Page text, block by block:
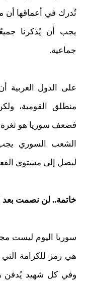
تُدرك في أعماقها
يجب أن يُذكرنا
جماعية.
على الدول العربية
منطلق القومية،
فضعف سوريا هو ثغرة
الشعب السوري يجب
ليصل إلى مستوى
خاتمة.. لن نصمت بعد
سوريا اليوم ليست
هي رمز للكرامة
وفي كل شهيد